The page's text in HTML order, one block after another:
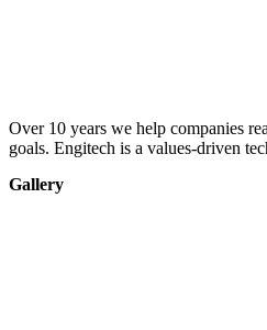
Over 10 years we help companies
goals. Engitech is a values-driven
Gallery